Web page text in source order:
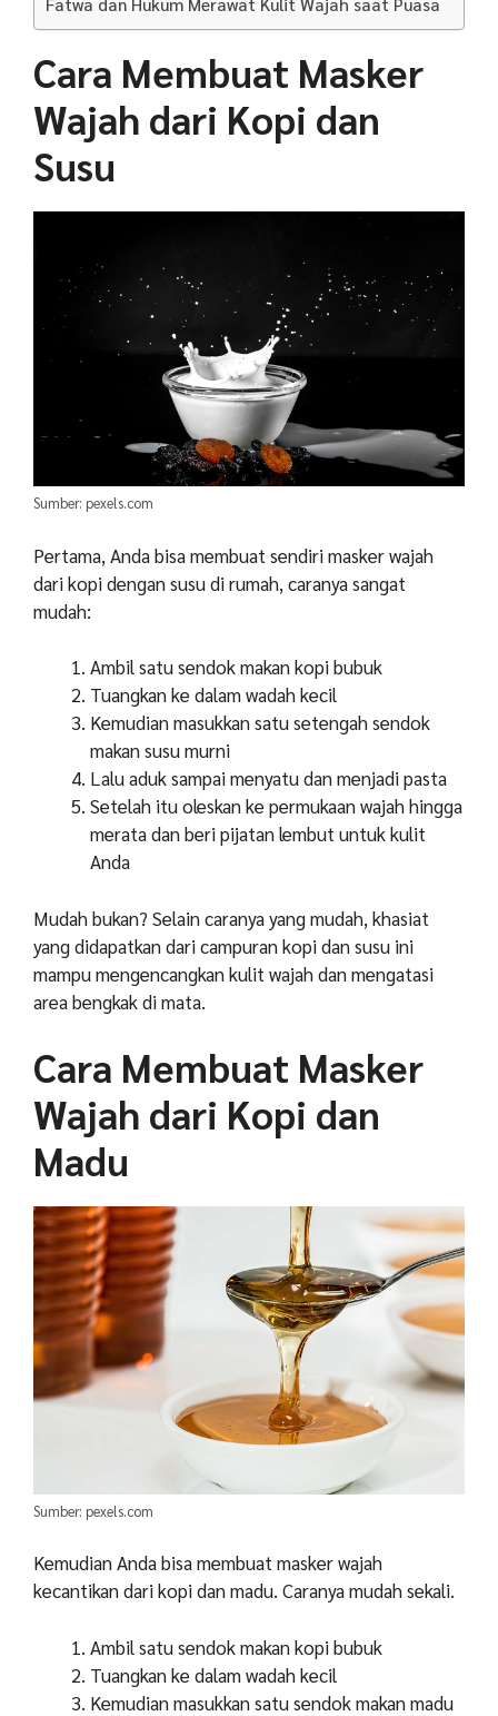
Cara Membuat Masker
Wajah dari Kopi dan
Susu
Sumber: pexels.com
Pertama, Anda bisa membuat sendiri masker wajah
dari kopi dengan susu di rumah, caranya sangat
mudah:
Ambil satu sendok makan kopi bubuk
Tuangkan ke dalam wadah kecil
Kemudian masukkan satu setengah sendok
makan susu murni
Lalu aduk sampai menyatu dan menjadi pasta
Setelah itu oleskan ke permukaan wajah hingga
merata dan beri pijatan lembut untuk kulit
Anda
Mudah bukan? Selain caranya yang mudah, khasiat
yang didapatkan dari campuran kopi dan susu ini
mampu mengencangkan kulit wajah dan mengatasi
area bengkak di mata.
Cara Membuat Masker
Wajah dari Kopi dan
Madu
Sumber: pexels.com
Kemudian Anda bisa membuat masker wajah
kecantikan dari kopi dan madu. Caranya mudah sekali.
Ambil satu sendok makan kopi bubuk
Tuangkan ke dalam wadah kecil
Kemudian masukkan satu sendok makan madu